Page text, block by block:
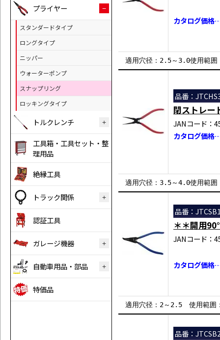
プライヤー
スタンダードタイプ
ロングタイプ
ニッパー
ウォーターポンプ
スナップリング
ロッキングタイプ
トルクレンチ
工具箱・工具セット・整
理用品
絶縁工具
トラック関係
認証工具
ガレージ機器
自動車用品・部品
特価品
カタログ価格
適用穴径：2.5～3.0使用範囲
品番：
閉ストレー
JANコード：
カタログ価格
適用穴径：3.5～4.0使用範囲
品番：
＊＊開用
JANコード：
カタログ価格
適用穴径：2～2.5 使用範囲
品番：